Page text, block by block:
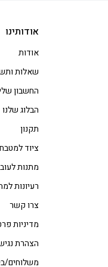
אודותינו
אודות
שאלות
החשבון
הבלוג שלנו
תקנון
ציוד
מתנות
רעיונות
צרו קשר
מדיניות
הצהרת
משלוחים/